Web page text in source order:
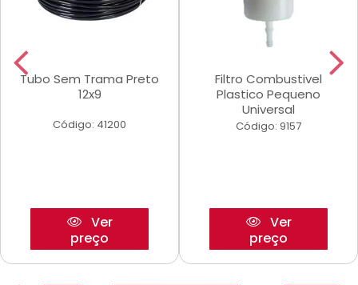
Tubo Sem Trama Preto
12x9
Código: 41200
Ver
preço
Filtro Combustivel
Plastico Pequeno
Universal
Código: 9157
Ver
preço